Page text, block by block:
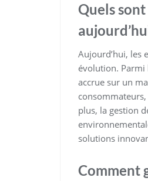
Quels
Aujourd’hui, les
évolution. Parmi
accrue sur un
plus, la gestion
solutions
Comment